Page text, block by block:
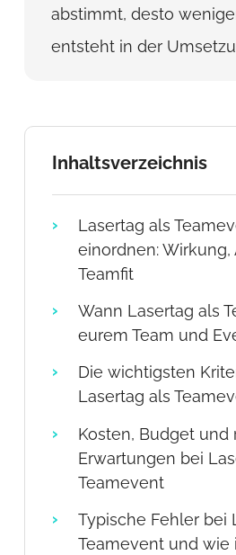
abstimmt, desto
entsteht in der
Inhaltsverzeichnis
Lasertag als
einordnen:
Teamfit
Wann Lasertag als
eurem Team und
Die wichtigsten
Lasertag als
Kosten, Budget und
Erwartungen bei
Teamevent
Typische Fehler bei
Teamevent und wie